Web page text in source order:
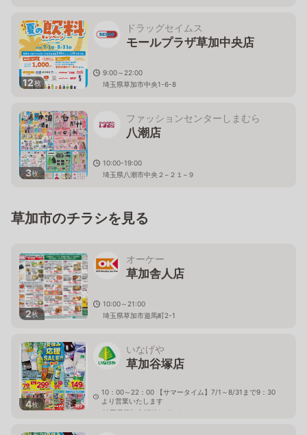
12枚
ドラッグセイムス
モールプラザ草加中央店
9:00～22:00
埼玉県草加市中央1-6-8
3枚
ファッションセンターしまむら
八潮店
10:00-19:00
埼玉県八潮市中央２−２１−９
草加市のチラシを見る
2枚
オーケー
草加舎人店
10:00～21:00
埼玉県草加市遊馬町2-1
4枚
いなげや
草加谷塚店
10：00～22：00 【サマータイム】7/1～8/31まで9：30
より営業いたします
埼玉県草加市瀬崎1－9－1